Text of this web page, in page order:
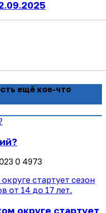
ещё кое-что
0 4973
округе стартует